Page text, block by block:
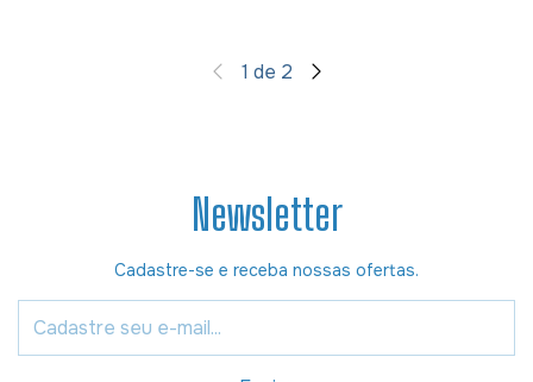
1 de 2
Newsletter
Cadastre-se e receba nossas ofertas.